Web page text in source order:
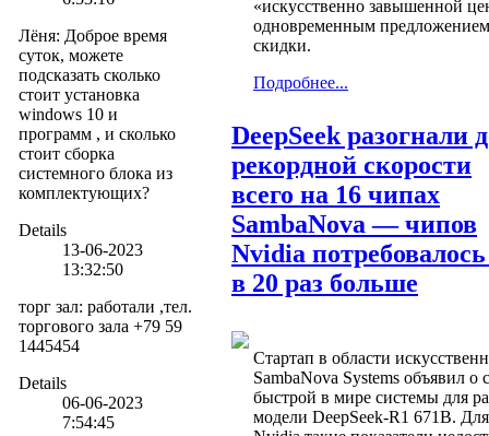
Лёня: Доброе время
суток, можете
подсказать сколько
стоит установка
windows 10 и
программ , и сколько
стоит сборка
системного блока из
комплектующих?
Details
13-06-2023
13:32:50
торг зал: работали ,тел.
торгового зала +79 59
1445454
Details
06-06-2023
7:54:45
«искусственно завышенной
одновременным
скидки.
Подробнее...
DeepSeek разогнали
рекордной скорости
всего на 16 чипах
SambaNova — чипов
Nvidia
в 20 раз больше
Стартап в области
SambaNova Systems объявил о
быстрой в мире системы для
модели DeepSeek-R1 671B.